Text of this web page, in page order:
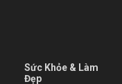
Sức Khỏe & Làm
Đẹp